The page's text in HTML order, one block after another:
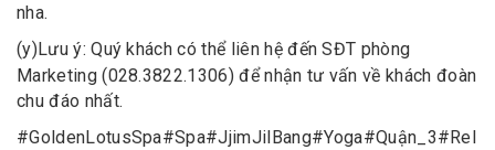
nha.
(y)Lưu ý: Quý khách có thể liên hệ đến SĐT phòng
Marketing (028.3822.1306) để nhận tư vấn về khách đoàn
chu đáo nhất.
#GoldenLotusSpa#Spa#JjimJilBang#Yoga#Quận_3# Rel